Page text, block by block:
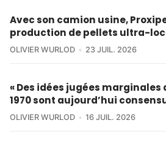
Avec son camion usine,
production de pellets ultra-
OLIVIER WURLOD 23 JUIL. 2026
« Des idées jugées marginales
1970 sont aujourd’hui
OLIVIER WURLOD 16 JUIL. 2026